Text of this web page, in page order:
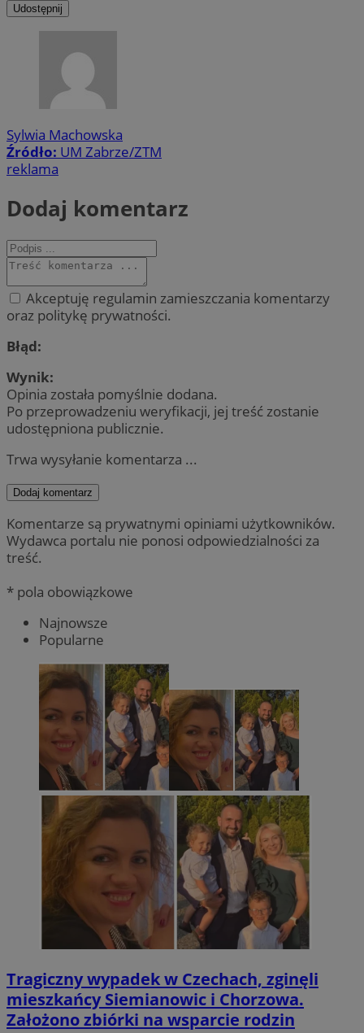
Udostępnij
Sylwia Machowska
Źródło: UM Zabrze/ZTM
reklama
Dodaj komentarz
Akceptuję regulamin zamieszczania komentarzy
oraz politykę prywatności.
Błąd:
Wynik:
Opinia została pomyślnie dodana.
Po przeprowadzeniu weryfikacji, jej treść zostanie
udostępniona publicznie.
Trwa wysyłanie komentarza ...
Dodaj komentarz
Komentarze są prywatnymi opiniami użytkowników.
Wydawca portalu nie ponosi odpowiedzialności za
treść.
* pola obowiązkowe
Najnowsze
Popularne
Tragiczny wypadek w Czechach, zginęli
mieszkańcy Siemianowic i Chorzowa.
Założono zbiórki na wsparcie rodzin